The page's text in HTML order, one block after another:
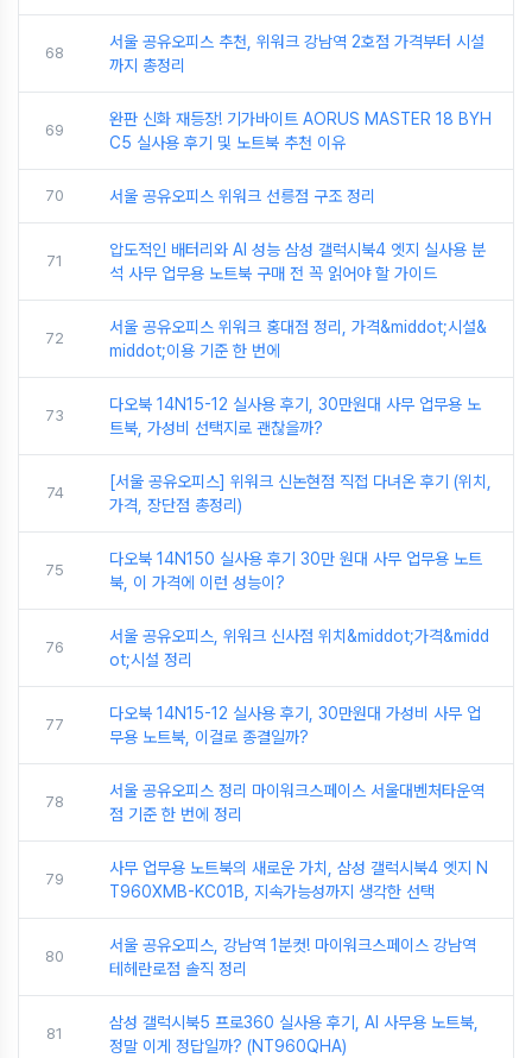
68
서울 공유오피스 추천, 위워크 강남역 2호점 가격부터 시설
까지 총정리
69
완판 신화 재등장! 기가바이트 AORUS MASTER 18 BYH
C5 실사용 후기 및 노트북 추천 이유
70 서울 공유오피스 위워크 선릉점 구조 정리
71
압도적인 배터리와 AI 성능 삼성 갤럭시북4 엣지 실사용 분
석 사무 업무용 노트북 구매 전 꼭 읽어야 할 가이드
72
서울 공유오피스 위워크 홍대점 정리, 가격&middot;시설&
middot;이용 기준 한 번에
73
다오북 14N15-12 실사용 후기, 30만원대 사무 업무용 노
트북, 가성비 선택지로 괜찮을까?
74
[서울 공유오피스] 위워크 신논현점 직접 다녀온 후기 (위치,
가격, 장단점 총정리)
75
다오북 14N150 실사용 후기 30만 원대 사무 업무용 노트
북, 이 가격에 이런 성능이?
76
서울 공유오피스, 위워크 신사점 위치&middot;가격&midd
ot;시설 정리
77
다오북 14N15-12 실사용 후기, 30만원대 가성비 사무 업
무용 노트북, 이걸로 종결일까?
78
서울 공유오피스 정리 마이워크스페이스 서울대벤처타운역
점 기준 한 번에 정리
79
사무 업무용 노트북의 새로운 가치, 삼성 갤럭시북4 엣지 N
T960XMB-KC01B, 지속가능성까지 생각한 선택
80
서울 공유오피스, 강남역 1분컷! 마이워크스페이스 강남역
테헤란로점 솔직 정리
81
삼성 갤럭시북5 프로360 실사용 후기, AI 사무용 노트북,
정말 이게 정답일까? (NT960QHA)